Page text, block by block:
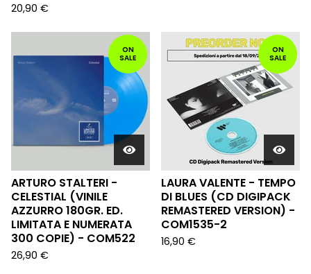
20,90 €
ON
SALE
ARTURO STALTERI -
CELESTIAL (VINILE
AZZURRO 180GR. ED.
LIMITATA E NUMERATA
300 COPIE) - COM522
26,90 €
ON
SALE
LAURA VALENTE - TEMPO
DI BLUES (CD DIGIPACK
REMASTERED VERSION) -
COM1535-2
16,90 €